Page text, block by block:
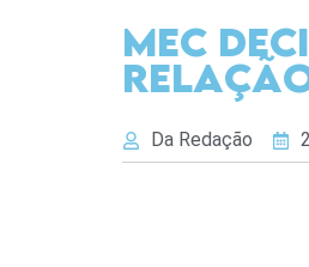
MEC
Da Redação